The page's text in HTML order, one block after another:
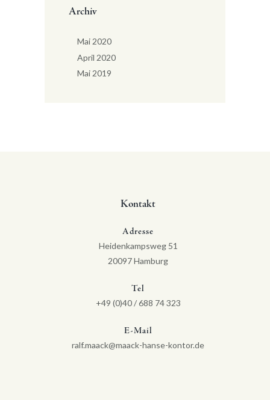
Archiv
Mai 2020
April 2020
Mai 2019
Kontakt
Adresse
Heidenkampsweg 51
20097 Hamburg
Tel
+49 (0)40 / 688 74 323
E-Mail
ralf.maack@maack-hanse-kontor.de